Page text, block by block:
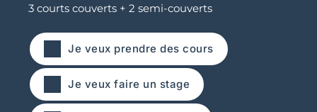
3 courts couverts + 2 semi-couverts
Je veux prendre des cours
Je veux faire un stage